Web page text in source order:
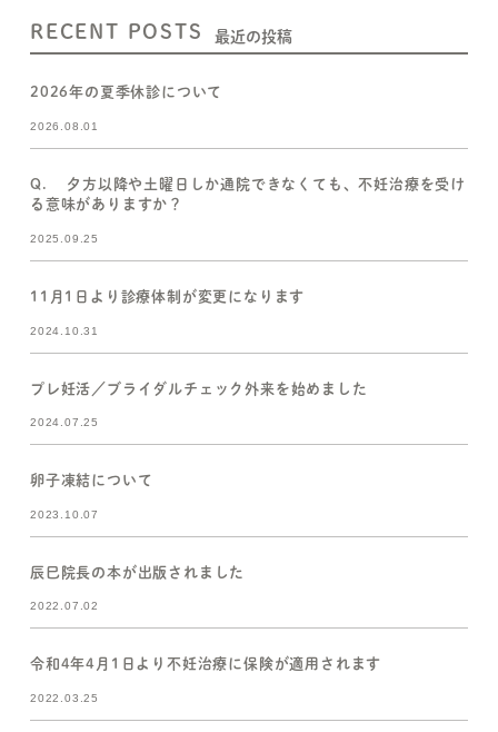
RECENT POSTS 最近の投稿
2026年の夏季休診について
2026.08.01
Q. 夕方以降や土曜日しか通院できなくても、不妊治療を受け
る意味がありますか？
2025.09.25
11月1日より診療体制が変更になります
2024.10.31
プレ妊活／ブライダルチェック外来を始めました
2024.07.25
卵子凍結について
2023.10.07
辰巳院長の本が出版されました
2022.07.02
令和4年4月1日より不妊治療に保険が適用されます
2022.03.25